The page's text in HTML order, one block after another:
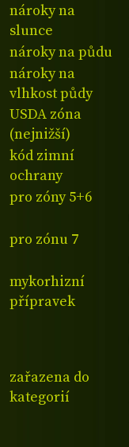
nároky na
slunce
nároky na půdu
nároky na
vlhkost půdy
USDA zóna
(nejnižší)
kód zimní
ochrany
pro zóny 5+6
pro zónu 7
mykorhizní
přípravek
zařazena do
kategorií